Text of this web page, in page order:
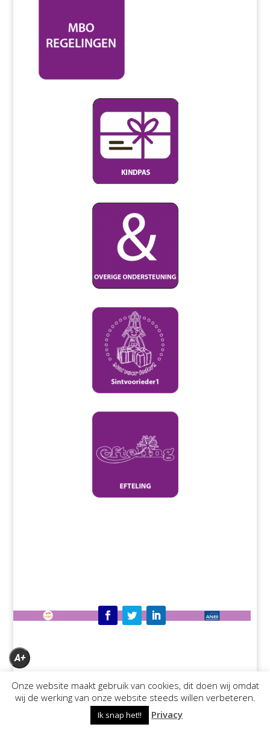
Onze website maakt gebruik van cookies, dit doen wij omdat
wij de werking van onze website steeds willen verbeteren.
Ik snap het!! Privacy
A+
A